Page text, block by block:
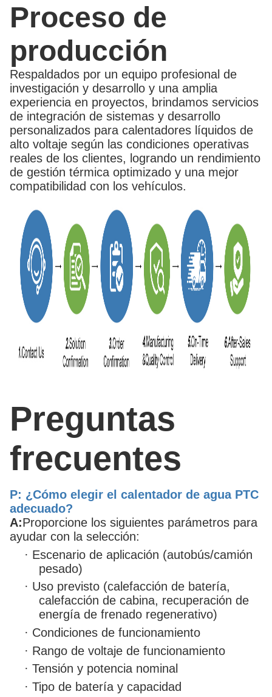
Proceso de
producción
Respaldados por un equipo profesional de
investigación y desarrollo y una amplia
experiencia en proyectos, brindamos servicios
de integración de sistemas y desarrollo
personalizados para calentadores líquidos de
alto voltaje según las condiciones operativas
reales de los clientes, logrando un rendimiento
de gestión térmica optimizado y una mejor
compatibilidad con los vehículos.
Preguntas
frecuentes
P: ¿Cómo elegir el calentador de agua PTC
adecuado?
A:Proporcione los siguientes parámetros para
ayudar con la selección:
· Escenario de aplicación (autobús/camión
pesado)
· Uso previsto (calefacción de batería,
calefacción de cabina, recuperación de
energía de frenado regenerativo)
· Condiciones de funcionamiento
· Rango de voltaje de funcionamiento
· Tensión y potencia nominal
· Tipo de batería y capacidad